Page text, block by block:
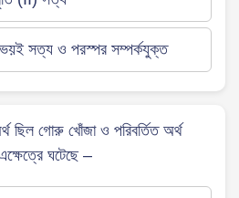
সত্য ও পরস্পর সম্পর্কযুক্ত
ছিল গোরু খোঁজা ও পরিবর্তিত অর্থ
ঘটেছে –